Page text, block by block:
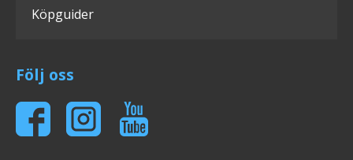
Köpguider
Följ oss